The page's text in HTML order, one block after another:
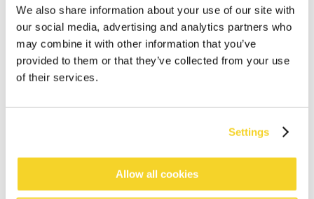
We also share information about your use of our site with
our social media, advertising and analytics partners who
may combine it with other information that you’ve
provided to them or that they’ve collected from your use
of their services.
Settings
Allow all cookies
IN WINKELWAGEN